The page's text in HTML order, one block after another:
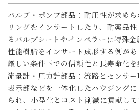
バルブ・ポンプ部品：耐圧性が求め
リングをインサートしたり、耐薬品
るバルブシートやインペラーに特殊
性能樹脂をインサート成形する例があ
厳しい条件下での信頼性と長寿命化を
流量計・圧力計部品：流路とセンサ
表示部などを一体化したハウジング
られ、小型化とコスト削減に貢献して